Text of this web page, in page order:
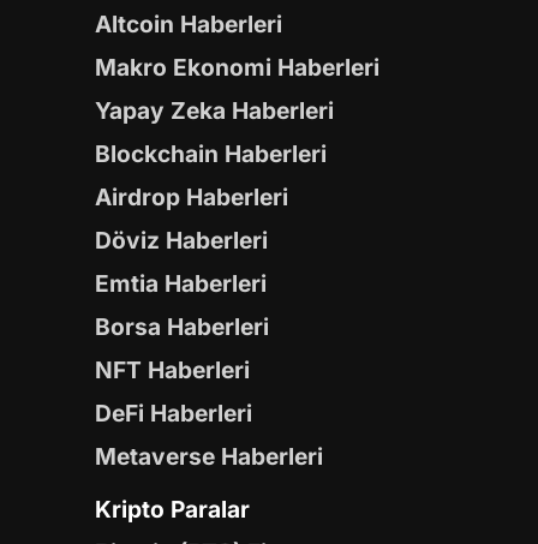
Altcoin Haberleri
Makro Ekonomi Haberleri
Yapay Zeka Haberleri
Blockchain Haberleri
Airdrop Haberleri
Döviz Haberleri
Emtia Haberleri
Borsa Haberleri
NFT Haberleri
DeFi Haberleri
Metaverse Haberleri
Kripto Paralar